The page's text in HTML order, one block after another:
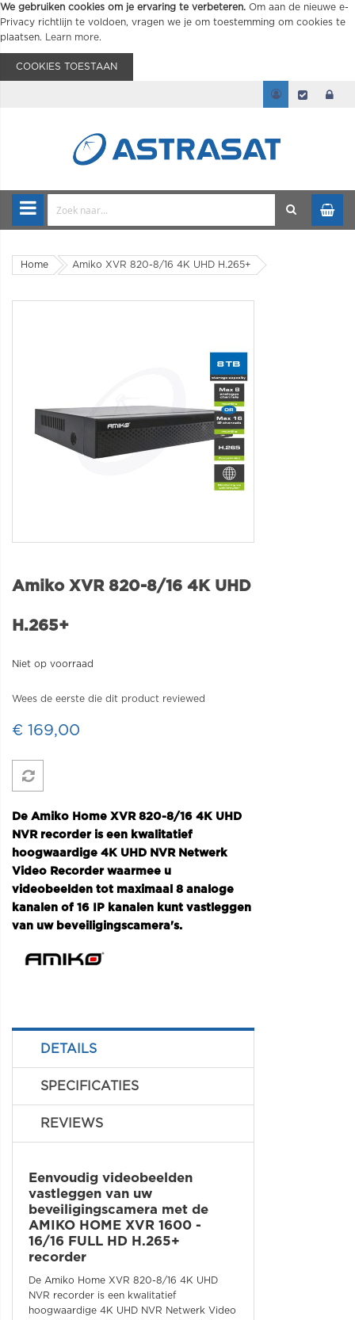
We gebruiken cookies om je ervaring te verbeteren. Om aan de nieuwe e-
Privacy richtlijn te voldoen, vragen we je om toestemming om cookies te
plaatsen.
Learn more.
COOKIES TOESTAAN
Home Amiko XVR 820-8/16 4K UHD H.265+
Amiko XVR 820-8/16 4K UHD
H.265+
Niet op voorraad
Wees de eerste die dit product reviewed
€ 169,00
De Amiko Home XVR 820-8/16 4K UHD
NVR recorder is een kwalitatief
hoogwaardige 4K UHD NVR Netwerk
Video Recorder waarmee u
videobeelden tot maximaal 8 analoge
kanalen of 16 IP kanalen kunt vastleggen
van uw beveiligingscamera's.
DETAILS
SPECIFICATIES
REVIEWS
Eenvoudig videobeelden
vastleggen van uw
beveiligingscamera met de
AMIKO HOME XVR 1600 -
16/16 FULL HD H.265+
recorder
De Amiko Home XVR 820-8/16 4K UHD
NVR recorder is een kwalitatief
hoogwaardige 4K UHD NVR Netwerk Video